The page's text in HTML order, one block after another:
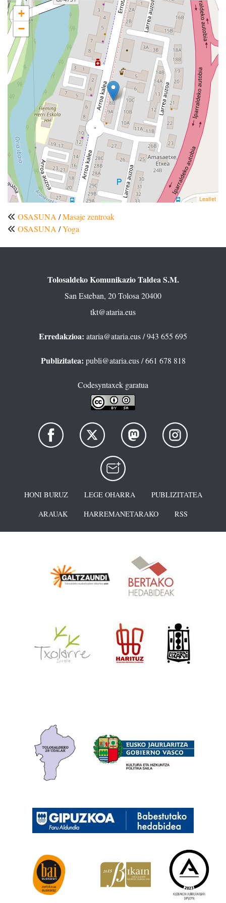
+
−
Leaflet
OSASUNA /Masaje zentroak
OSASUNA /Yoga
Tolosaldeko Komunikazio Taldea S.M.
San Esteban, 20 Tolosa 20400
tkt@ataria.eus
Erredakzioa: ataria@ataria.eus/ 943 655 695
Publizitatea: publi@ataria.eus/ 661 678 818
Codesyntaxek garatua
HONI BURUZ LEGE OHARRA
PUBLIZITATEA
ARAUAK
HARREMANETARAKO RSS